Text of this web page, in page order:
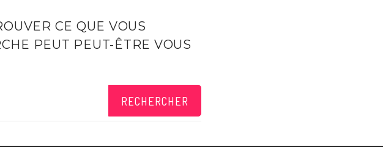
CE QUE VOUS
PEUT PEUT-ÊTRE VOUS
RECHERCHER